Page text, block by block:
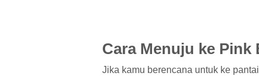
Cara Menuju ke Pink
Jika kamu berencana untuk ke